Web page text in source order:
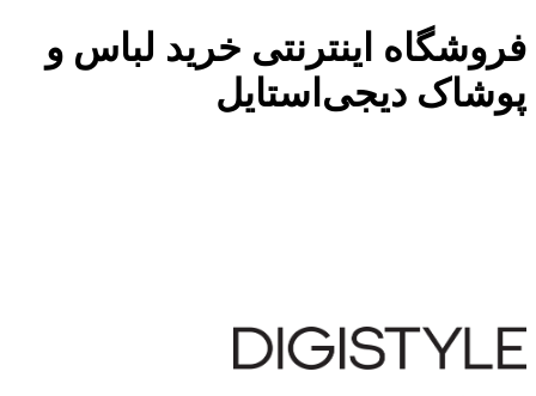
فروشگاه اینترنتی خرید لباس و
پوشاک دیجی‌استایل